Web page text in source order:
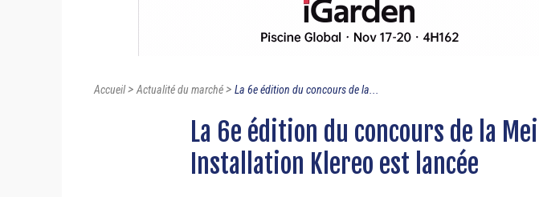
Accueil>Actualité du marché> La 6e édition du concours de la...
La 6e édition du concours de la
Installation Klereo est lancée